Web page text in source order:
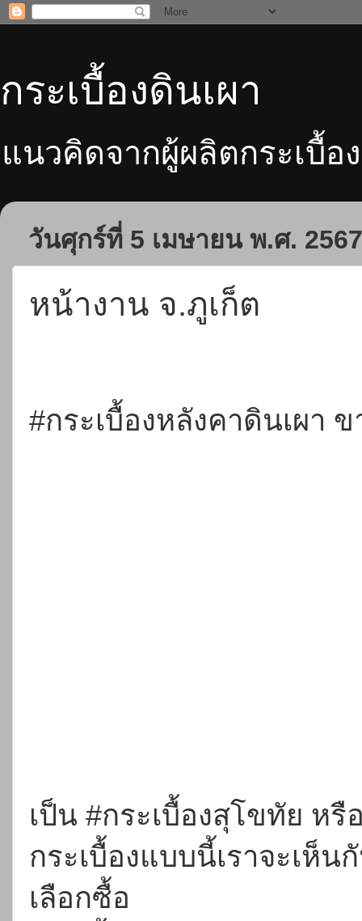
กระเบื้องดินเผา
แนวคิดจากผู้ผลิตกระเบื้
วันศุกร์ที่ 5 เมษายน พ.ศ. 2567
หน้างาน จ.ภูเก็ต
#กระเบื้องหลังคาดินเผา ข
เป็น #กระเบื้องสุโขทัย หรื
กระเบื้องแบบนี้เราจะเห็
เลือกซื้อ